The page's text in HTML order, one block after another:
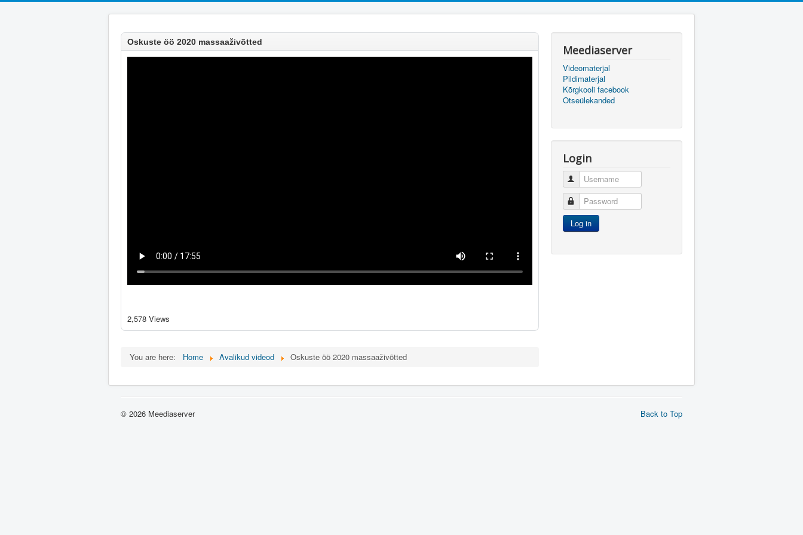
Oskuste öö 2020 massaaživõtted
2,578 Views
You are here: Home Avalikud videod Oskuste öö 2020 massaaživõtted
Meediaserver
Videomaterjal
Pildimaterjal
Kõrgkooli facebook
Otseülekanded
Login
Username
Password
Log in
Back to Top
© 2026 Meediaserver